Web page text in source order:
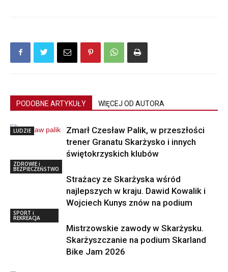
PODOBNE ARTYKUŁY WIĘCEJ OD AUTORA
LUDZIE
Zmarł Czesław Palik, w przeszłości
trener Granatu Skarżysko i innych
świętokrzyskich klubów
ZDROWIE i
BEZPIECZEŃSTWO
Strażacy ze Skarżyska wśród
najlepszych w kraju. Dawid Kowalik i
Wojciech Kunys znów na podium
SPORT i
REKREACJA
Mistrzowskie zawody w Skarżysku.
Skarżyszczanie na podium Skarland
Bike Jam 2026